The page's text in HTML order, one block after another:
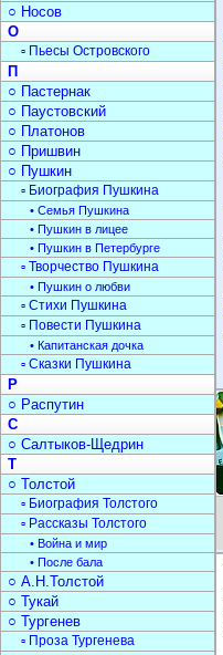
○ Носов
О
▫ Пьесы Островского
П
○ Пастернак
○ Паустовский
○ Платонов
○ Пришвин
○ Пушкин
▫ Биография Пушкина
• Семья Пушкина
• Пушкин в лицее
• Пушкин в Петербурге
▫ Творчество Пушкина
• Пушкин о любви
▫ Стихи Пушкина
▫ Повести Пушкина
• Капитанская дочка
▫ Сказки Пушкина
Р
○ Распутин
С
○ Салтыков-Щедрин
Т
○ Толстой
▫ Биография Толстого
▫ Рассказы Толстого
• Война и мир
• После бала
○ А.Н.Толстой
○ Тукай
○ Тургенев
▫ Проза Тургенева